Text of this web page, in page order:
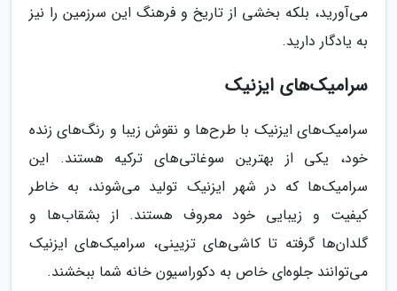
می‌آورید، بلکه بخشی از تاریخ و فرهنگ این سرزمین را نیز
به یادگار دارید.
سرامیک‌های ایزنیک
سرامیک‌های ایزنیک با طرح‌ها و نقوش زیبا و رنگ‌های زنده
خود، یکی از بهترین سوغاتی‌های ترکیه هستند. این
سرامیک‌ها که در شهر ایزنیک تولید می‌شوند، به خاطر
کیفیت و زیبایی خود معروف هستند. از بشقاب‌ها و
گلدان‌ها گرفته تا کاشی‌های تزیینی، سرامیک‌های ایزنیک
می‌توانند جلوه‌ای خاص به دکوراسیون خانه شما ببخشند.